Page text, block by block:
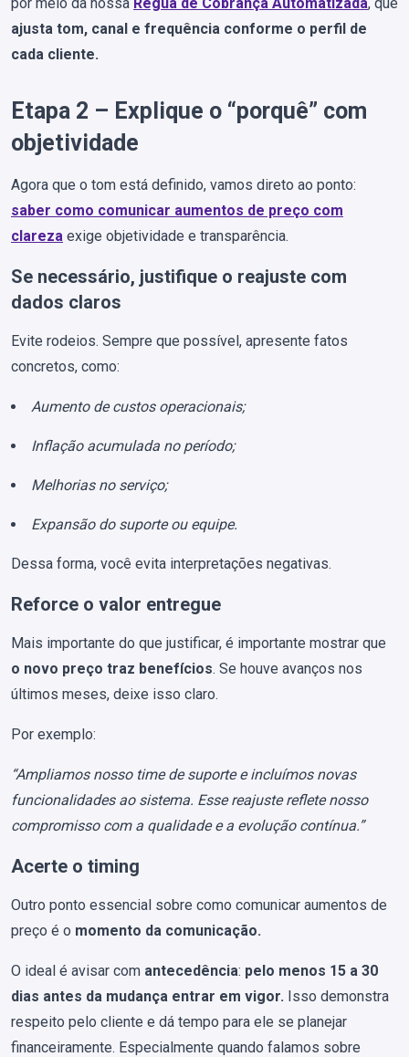
ajusta tom, canal e frequência conforme o perfil de
cada cliente.
Etapa 2 – Explique o “porquê” com
objetividade
Agora que o tom está definido, vamos direto ao ponto:
saber como comunicar aumentos de preço com
clareza exige objetividade e transparência.
Se necessário, justifique o reajuste com
dados claros
Evite rodeios. Sempre que possível, apresente fatos
concretos, como:
Aumento de custos operacionais;
Inflação acumulada no período;
Melhorias no serviço;
Expansão do suporte ou equipe.
Dessa forma, você evita interpretações negativas.
Reforce o valor entregue
Mais importante do que justificar, é importante mostrar que
o novo preço traz benefícios. Se houve avanços nos
últimos meses, deixe isso claro.
Por exemplo:
“Ampliamos nosso time de suporte e incluímos novas
funcionalidades ao sistema. Esse reajuste reflete nosso
compromisso com a qualidade e a evolução contínua.”
Acerte o timing
Outro ponto essencial sobre como comunicar aumentos de
preço é o momento da comunicação.
O ideal é avisar com antecedência: pelo menos 15 a 30
dias antes da mudança entrar em vigor. Isso demonstra
respeito pelo cliente e dá tempo para ele se planejar
financeiramente. Especialmente quando falamos sobre